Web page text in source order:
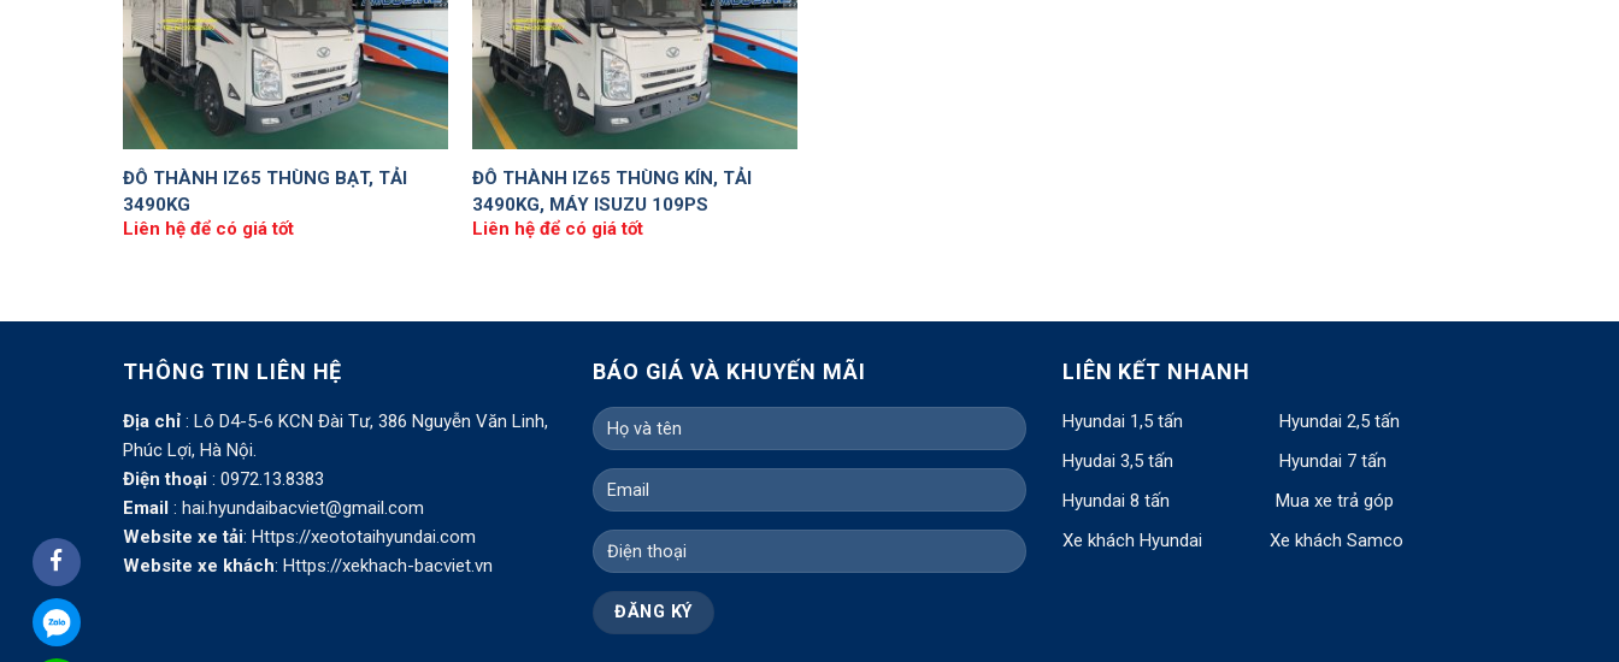
ĐÔ THÀNH IZ65 THÙNG BẠT, TẢI
3490KG
Liên hệ để có giá tốt
ĐÔ THÀNH IZ65 THÙNG KÍN, TẢI
3490KG, MÁY ISUZU 109PS
Liên hệ để có giá tốt
THÔNG TIN LIÊN HỆ
Địa chỉ : Lô D4-5-6 KCN Đài Tư, 386 Nguyễn Văn Linh,
Phúc Lợi, Hà Nội.
Điện thoại : 0972.13.8383
Email : hai.hyundaibacviet@gmail.com
Website xe tải: Https://xeototaihyundai.com
Website xe khách: Https://xekhach-bacviet.vn
BÁO GIÁ VÀ KHUYẾN MÃI LIÊN KẾT NHANH
Hyundai 1,5 tấn
Hyundai 2,5 tấn
Hyudai 3,5 tấn
Hyundai 7 tấn
Hyundai 8 tấn
Mua xe trả góp
Xe khách Hyundai
Xe khách Samco